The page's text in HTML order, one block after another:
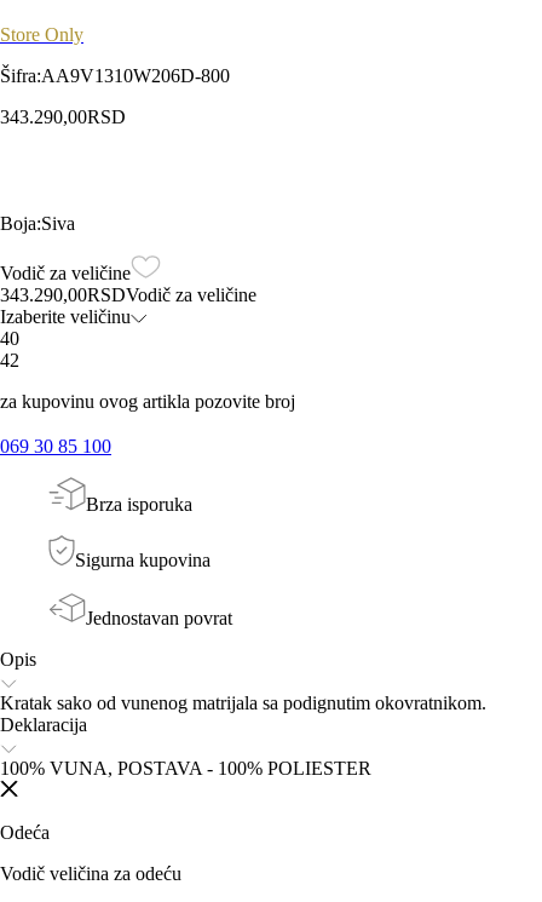
Store Only
Šifra:AA9V1310W206D-800
343.290,00RSD
Boja:Siva
Vodič za veličine
343.290,00RSDVodič za veličine
Izaberite veličinu
40
42
za kupovinu ovog artikla pozovite broj
069 30 85 100
Brza isporuka
Sigurna kupovina
Jednostavan povrat
Opis
Kratak sako od vunenog matrijala sa podignutim okovratnikom.
Deklaracija
100% VUNA, POSTAVA - 100% POLIESTER
Odeća
Vodič veličina za odeću